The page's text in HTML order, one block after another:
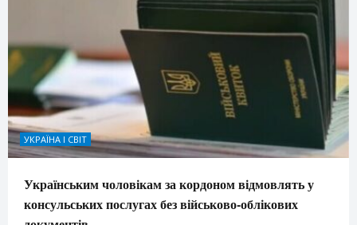
УКРАЇНА І СВІТ
Українським чоловікам за кордоном відмовлять у
консульських послугах без військово-облікових